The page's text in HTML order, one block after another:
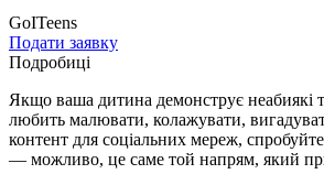
GoITeens
Подати заявку
Подробиці
Якщо ваша дитина демонструє неабиякі
любить малювати, колажувати,
контент для соціальних мереж,
— можливо, це саме той напрям, який